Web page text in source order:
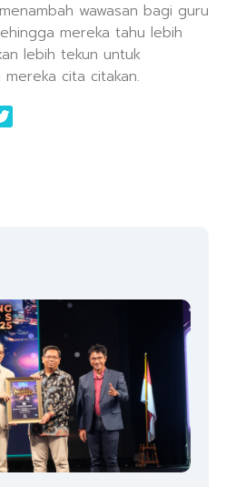
wawasan bagi guru
mereka tahu lebih
lebih tekun untuk
cita citakan.